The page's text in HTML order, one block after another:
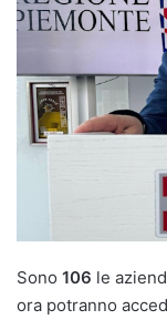
Sono 106 le
ora potranno